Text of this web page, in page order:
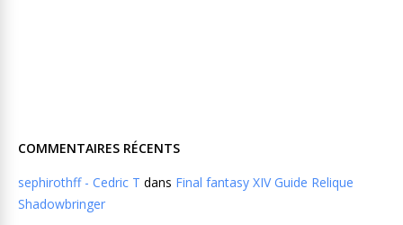
COMMENTAIRES RÉCENTS
sephirothff - Cedric T dans Final fantasy XIV Guide Relique
Shadowbringer